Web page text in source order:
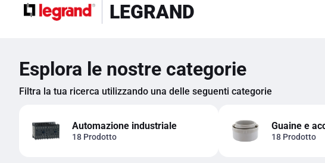
LEGRAND
Esplora le nostre categorie
Filtra la tua ricerca utilizzando una delle seguenti categorie
Automazione industriale
18 Prodotto
Guaine e
18 Prodotto